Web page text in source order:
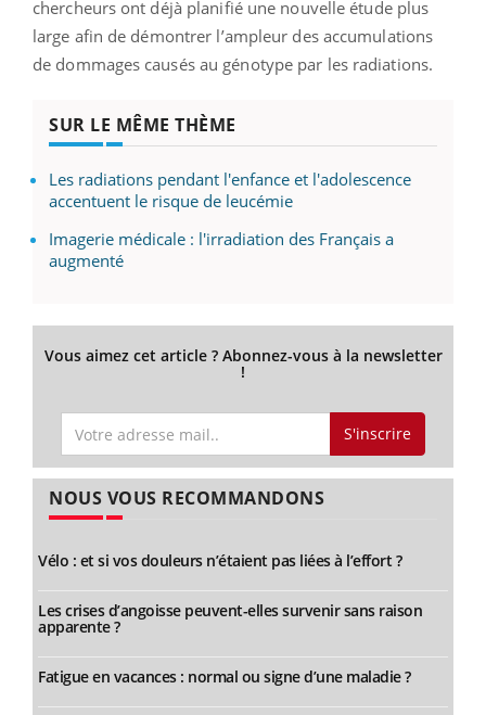
chercheurs ont déjà planifié une nouvelle étude plus
large afin de démontrer l’ampleur des accumulations
de dommages causés au génotype par les radiations.
SUR LE MÊME THÈME
Les radiations pendant l'enfance et l'adolescence
accentuent le risque de leucémie
Imagerie médicale : l'irradiation des Français a
augmenté
Vous aimez cet article ? Abonnez-vous à la newsletter
!
S'inscrire
NOUS VOUS RECOMMANDONS
Vélo : et si vos douleurs n’étaient pas liées à l’effort ?
Les crises d’angoisse peuvent-elles survenir sans raison
apparente ?
Fatigue en vacances : normal ou signe d’une maladie ?